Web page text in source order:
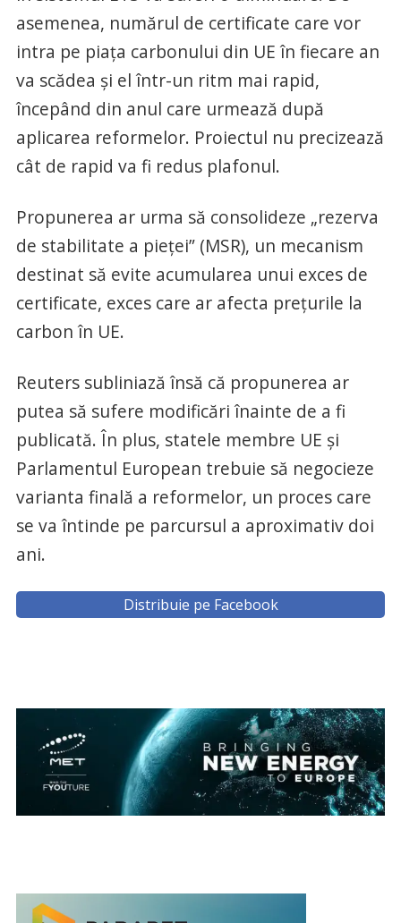
asemenea, numărul de certificate care vor
intra pe piaţa carbonului din UE în fiecare an
va scădea şi el într-un ritm mai rapid,
începând din anul care urmează după
aplicarea reformelor. Proiectul nu precizează
cât de rapid va fi redus plafonul.
Propunerea ar urma să consolideze „rezerva
de stabilitate a pieţei” (MSR), un mecanism
destinat să evite acumularea unui exces de
certificate, exces care ar afecta preţurile la
carbon în UE.
Reuters subliniază însă că propunerea ar
putea să sufere modificări înainte de a fi
publicată. În plus, statele membre UE şi
Parlamentul European trebuie să negocieze
varianta finală a reformelor, un proces care
se va întinde pe parcursul a aproximativ doi
ani.
Distribuie pe Facebook